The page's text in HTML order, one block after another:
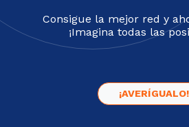
Consigue la mejor red y
¡Imagina todas las
¡AVERÍGUALO!